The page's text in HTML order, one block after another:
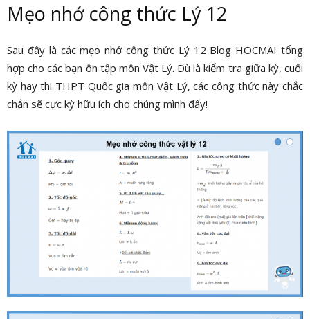
Mẹo nhớ công thức Lý 12
Sau đây là các mẹo nhớ công thức Lý 12 Blog HOCMAI tổng
hợp cho các bạn ôn tập môn Vật Lý. Dù là kiểm tra giữa kỳ, cuối
kỳ hay thi THPT Quốc gia môn Vật Lý, các công thức này chắc
chắn sẽ cực kỳ hữu ích cho chúng mình đấy!